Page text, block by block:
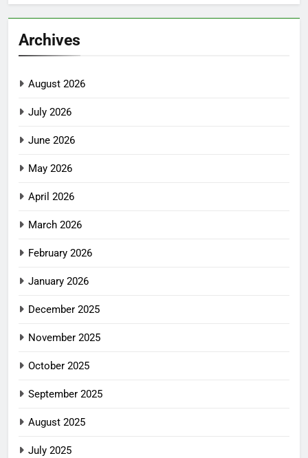
Archives
August 2026
July 2026
June 2026
May 2026
April 2026
March 2026
February 2026
January 2026
December 2025
November 2025
October 2025
September 2025
August 2025
July 2025